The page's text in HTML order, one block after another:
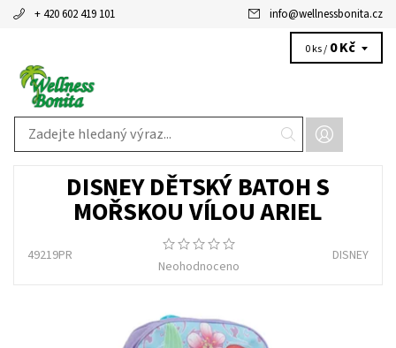
+ 420 602 419 101 info@wellnessbonita.cz
0 ks / 0 Kč
DISNEY DĚTSKÝ BATOH S
MOŘSKOU VÍLOU ARIEL
49219PR
Neohodnoceno
DISNEY